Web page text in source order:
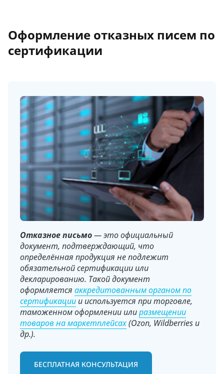
Оформление отказных писем по
сертификации
Отказное письмо— это официальный
документ, подтверждающий, что
определённая продукция не подлежит
обязательной сертификации или
декларированию. Такой документ
оформляется аккредитованным органом по
сертификации и используется при торговле,
таможенном оформлении илиразмещении
товаров на маркетплейсах(Ozon, Wildberries и
др.).
БЕСПЛАТНАЯ КОНСУЛЬТАЦИЯ